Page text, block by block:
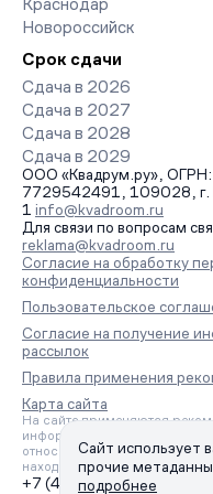
Краснодар
Новороссийск
Срок сдачи
Сдача в 2026
Сдача в 2027
Сдача в 2028
Сдача в 2029
ООО «Квадрум.ру»,
7729542491, 109028, г.
1 info@kvadroom.ru
Для связи по вопросам
reklama@kvadroom.ru
Согласие на обработку
конфиденциальности
Пользовательское
Согласие на получение
рассылок
Правила применения
Карта сайта
На сайте применяются
информации на основе
относящихся к
находящихся на территории
+7 (495) 157-88-80
Сайт использует
прочие
подробнее